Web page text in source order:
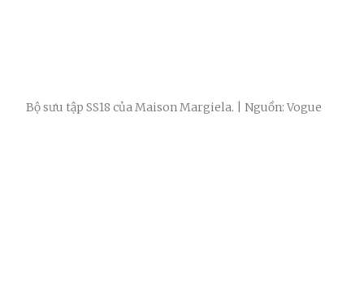
Bộ sưu tập SS18 của Maison Margiela. | Nguồn: Vogue